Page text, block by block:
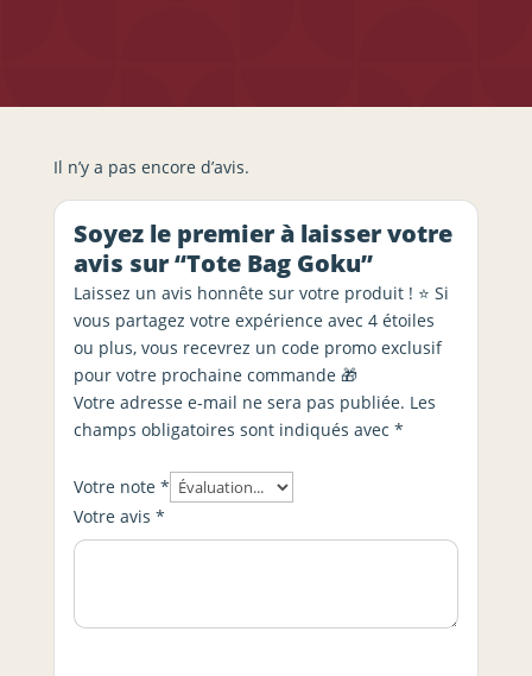
Il n’y a pas encore d’avis.
Soyez le premier à laisser votre
avis sur “Tote Bag Goku”
Laissez un avis honnête sur votre produit ! ⭐ Si
vous partagez votre expérience avec 4 étoiles
ou plus, vous recevrez un code promo exclusif
pour votre prochaine commande 🎁
Votre adresse e-mail ne sera pas publiée. Les
champs obligatoires sont indiqués avec *
Votre note *
Votre avis *